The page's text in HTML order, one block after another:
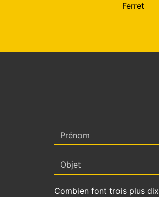
Ferret
Combien font trois plus dix